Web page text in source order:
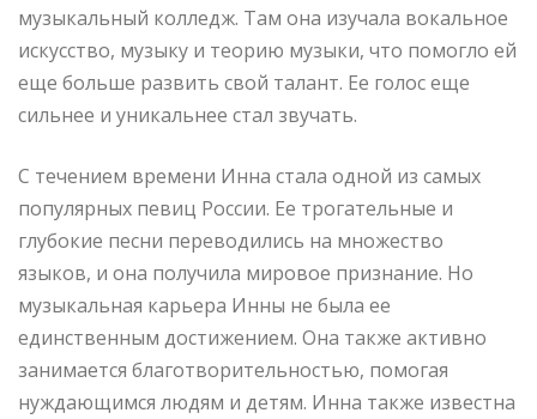
музыкальный колледж. Там она изучала вокальное
искусство, музыку и теорию музыки, что помогло ей
еще больше развить свой талант. Ее голос еще
сильнее и уникальнее стал звучать.
С течением времени Инна стала одной из самых
популярных певиц России. Ее трогательные и
глубокие песни переводились на множество
языков, и она получила мировое признание. Но
музыкальная карьера Инны не была ее
единственным достижением. Она также активно
занимается благотворительностью, помогая
нуждающимся людям и детям. Инна также известна